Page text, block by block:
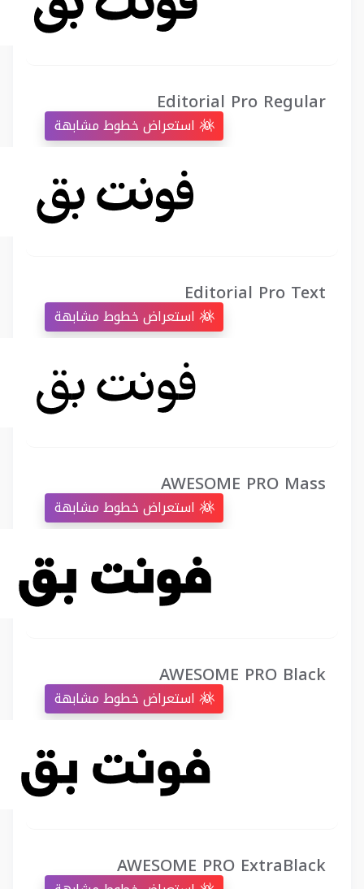
Editorial Pro Regular
Editorial Pro Text
AWESOME PRO Mass
AWESOME PRO Black
AWESOME PRO ExtraBlack